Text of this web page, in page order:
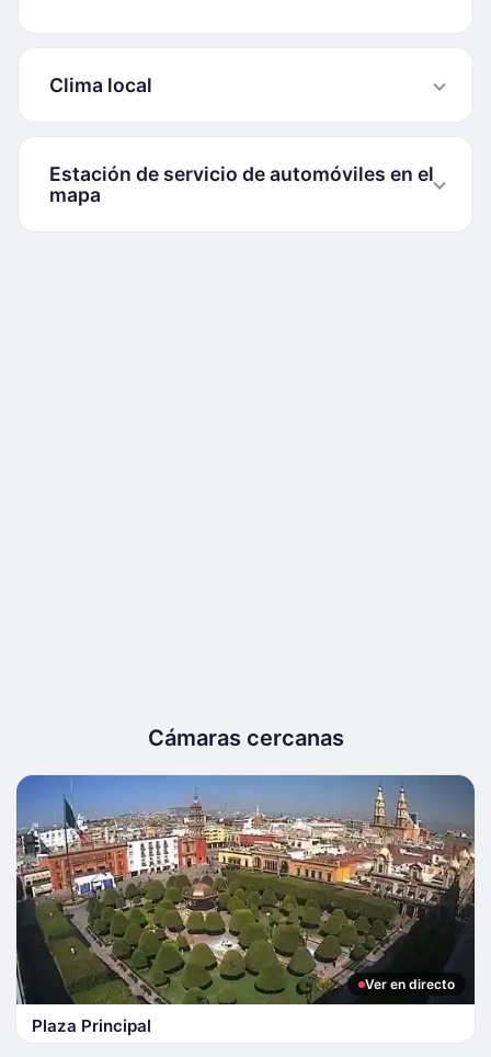
Clima local
Estación de servicio de automóviles en el
mapa
Cámaras cercanas
Ver en directo
Plaza Principal